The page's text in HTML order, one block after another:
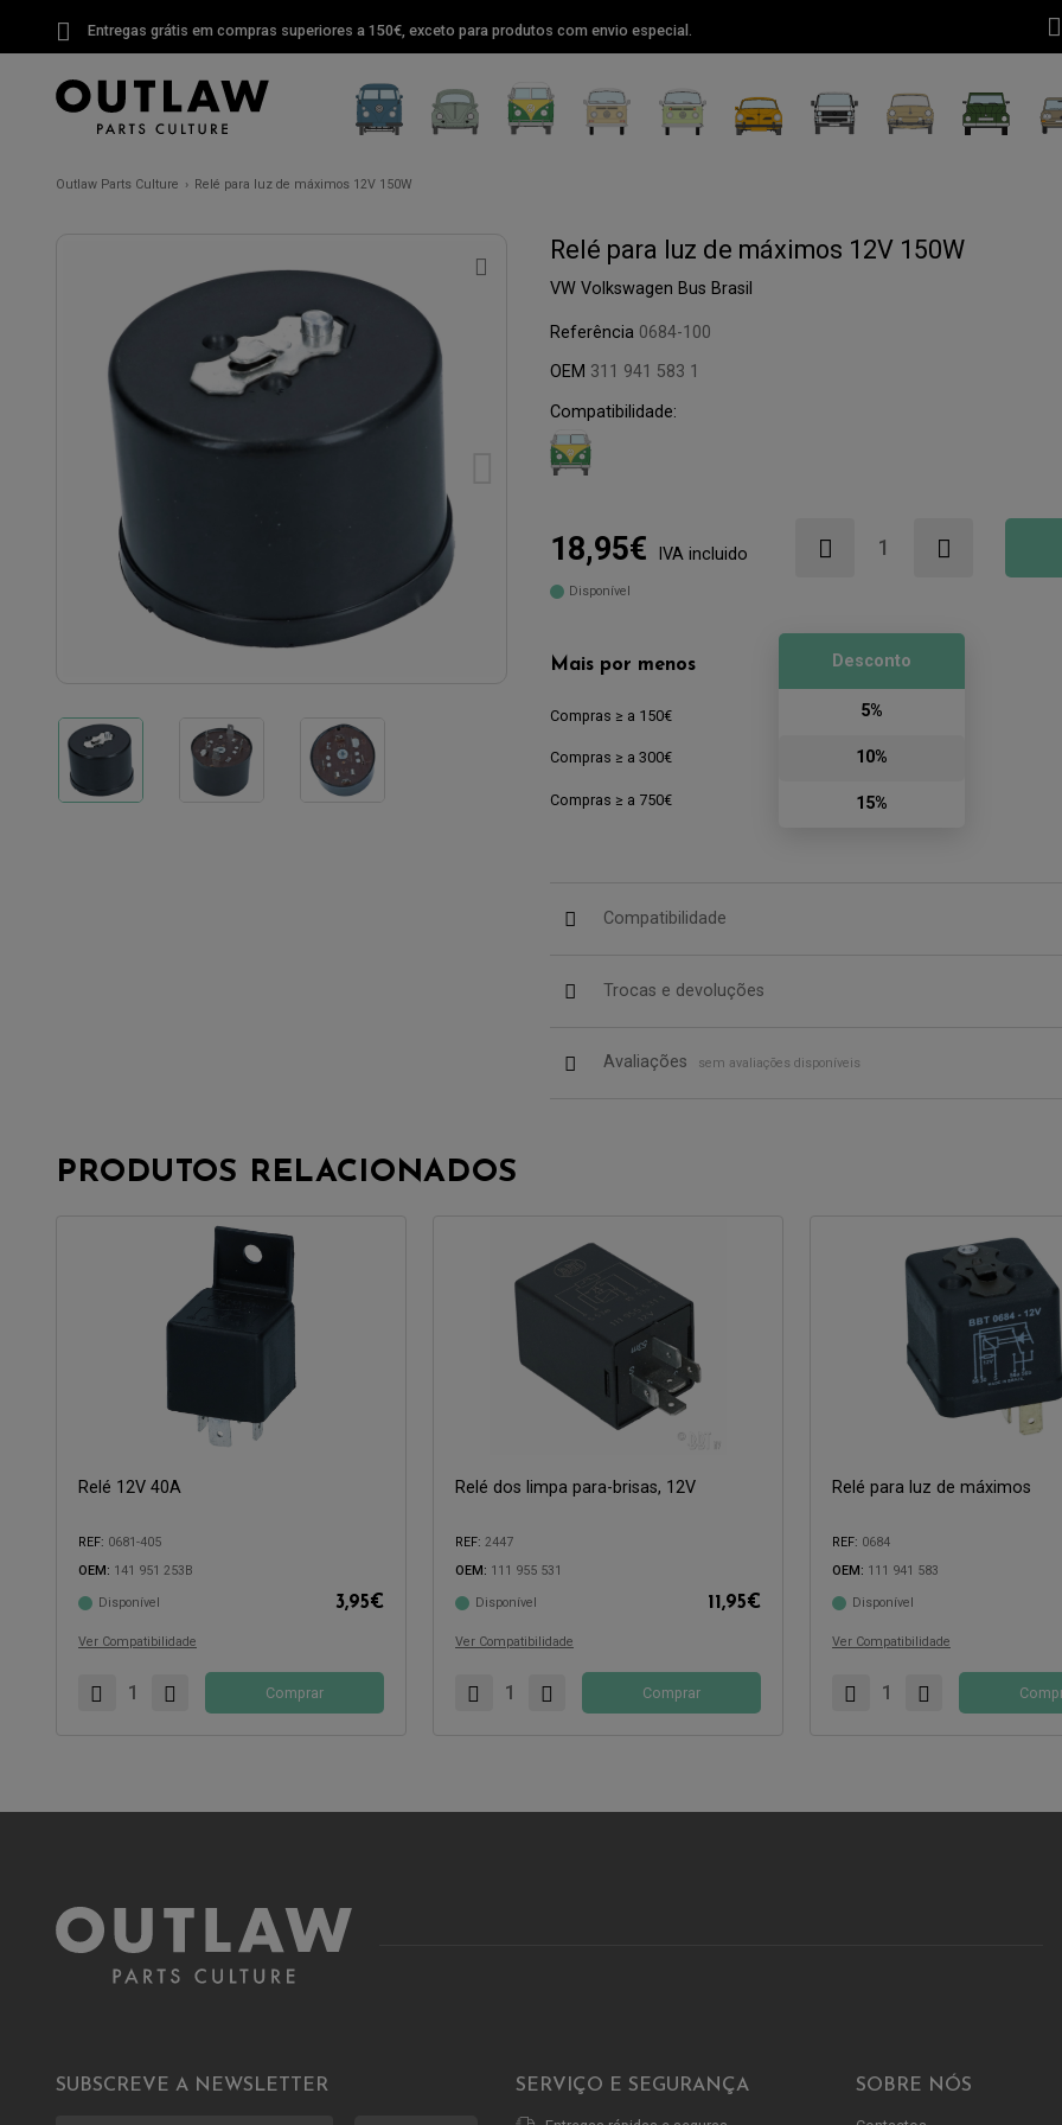
Entregas grátis em compras superiores a 150€, exceto para produtos com envio especial.
Outlaw Parts Culture Relé para luz de máximos 12V 150W
Relé para luz de máximos 12V 150W
VW Volkswagen Bus Brasil
Referência 0684-100
OEM 311 941 583 1
Compatibilidade:
18,95€ IVA incluido
Disponível
Mais por menos
Compras ≥ a 150€
Compras ≥ a 300€
Compras ≥ a 750€
Desconto
5%
10%
15%
Compatibilidade
Trocas e devoluções
Avaliações sem avaliações disponíveis
PRODUTOS RELACIONADOS
Relé 12V 40A
REF: 0681-405
OEM: 141 951 253B
Disponível 3,95€
Ver Compatibilidade
Compatível com:
Comprar
Relé dos limpa para-brisas, 12V
REF: 2447
OEM: 111 955 531
Disponível 11,95€
Ver Compatibilidade
Comprar
Relé para luz de máximos
REF: 0684
OEM: 111 941 583
Disponível
Ver Compatibilidade
Compatível com:
SUBSCREVE A NEWSLETTER SERVIÇO E SEGURANÇA SOBRE NÓS